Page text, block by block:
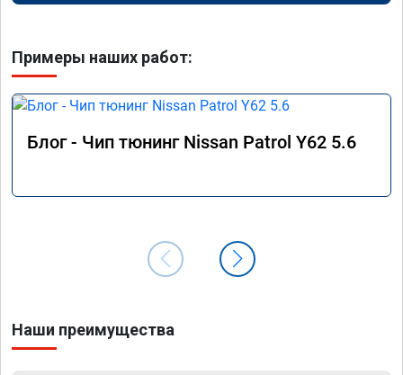
Примеры наших работ:
Блог - Чип тюнинг Nissan Patrol Y62 5.6
Наши преимущества